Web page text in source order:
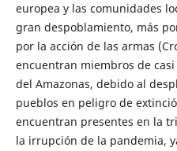
europea y las comunidades
gran despoblamiento, más
por la acción de las armas
encuentran miembros de
del Amazonas, debido al
pueblos en peligro de
encuentran presentes en la
la irrupción de la pandemia,